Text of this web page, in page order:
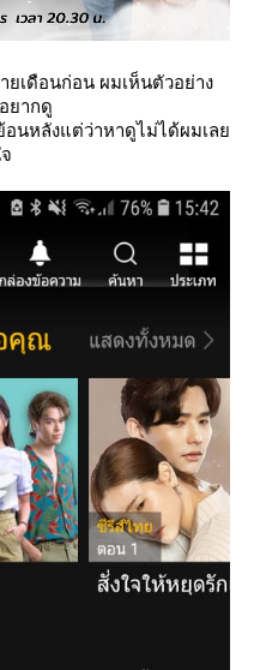
เดือนก่อน ผมเห็นตัวอย่าง
ยากดู
นหลังแต่ว่าหาดูไม่ได้ผมเล